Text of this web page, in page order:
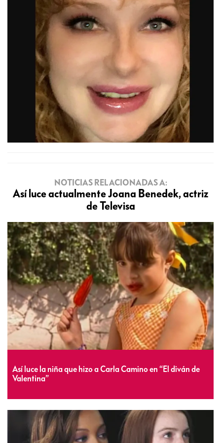
NOTICIAS RELACIONADAS A:
Así luce actualmente Joana Benedek, actriz
de Televisa
Así luce la niña que hizo a Carla Camino en “El diván de
Valentina”